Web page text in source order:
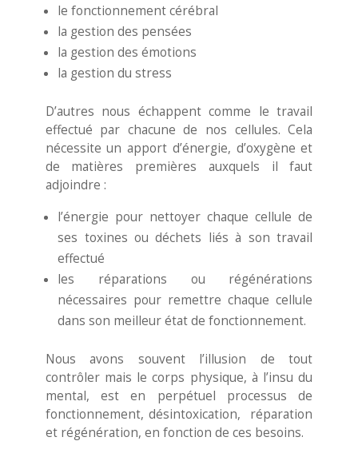
le fonctionnement cérébral
la gestion des pensées
la gestion des émotions
la gestion du stress
D’autres nous échappent comme le travail
effectué par chacune de nos cellules. Cela
nécessite un apport d’énergie, d’oxygène et
de matières premières auxquels il faut
adjoindre :
l’énergie pour nettoyer chaque cellule de
ses toxines ou déchets liés à son travail
effectué
les réparations ou régénérations
nécessaires pour remettre chaque cellule
dans son meilleur état de fonctionnement.
Nous avons souvent l’illusion de tout
contrôler mais le corps physique, à l’insu du
mental, est en perpétuel processus de
fonctionnement, désintoxication, réparation
et régénération, en fonction de ces besoins.